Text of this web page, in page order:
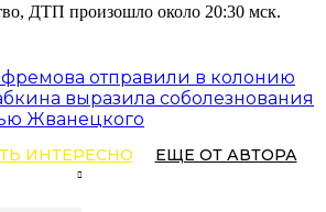
ДТП произошло около 20:30 мск.
отправили в колонию
выразила соболезнования
Жванецкого
ИНТЕРЕСНО ЕЩЕ ОТ АВТОРА